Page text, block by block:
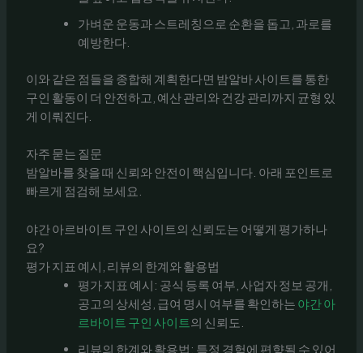
가벼운 운동과 스트레칭으로 순환을 돕고, 과로를
예방한다.
이와 같은 점들을 종합해 계획한다면 밤알바 사이트를 통한
구인 활동이 더 안전하고, 예산 관리와 건강 관리까지 균형 있
게 이뤄진다.
자주 묻는 질문
밤알바를 찾을 때 신뢰와 안전이 핵심입니다. 아래 포인트로
빠르게 점검해 보세요.
야간 아르바이트 구인 사이트의 신뢰도는 어떻게 평가하나
요?
평가 지표 예시, 리뷰의 한계와 활용법
평가 지표 예시: 공식 등록 여부, 사업자 정보 공개,
공고의 상세성, 급여 명시 여부를 확인하는 야간 아
르바이트 구인 사이트의 신뢰도.
리뷰의 한계와 활용법: 특정 경험에 편향될 수 있어